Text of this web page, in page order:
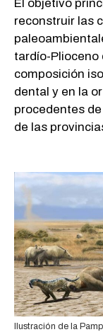
El objetivo
reconstruir las
tardío-Plioceno
composición
dental y en la
procedentes
de las
Ilustración de la